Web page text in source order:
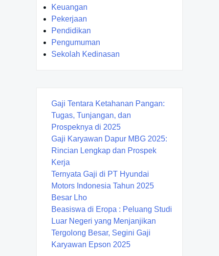
Keuangan
Pekerjaan
Pendidikan
Pengumuman
Sekolah Kedinasan
Gaji Tentara Ketahanan Pangan:
Tugas, Tunjangan, dan
Prospeknya di 2025
Gaji Karyawan Dapur MBG 2025:
Rincian Lengkap dan Prospek
Kerja
Ternyata Gaji di PT Hyundai
Motors Indonesia Tahun 2025
Besar Lho
Beasiswa di Eropa : Peluang Studi
Luar Negeri yang Menjanjikan
Tergolong Besar, Segini Gaji
Karyawan Epson 2025